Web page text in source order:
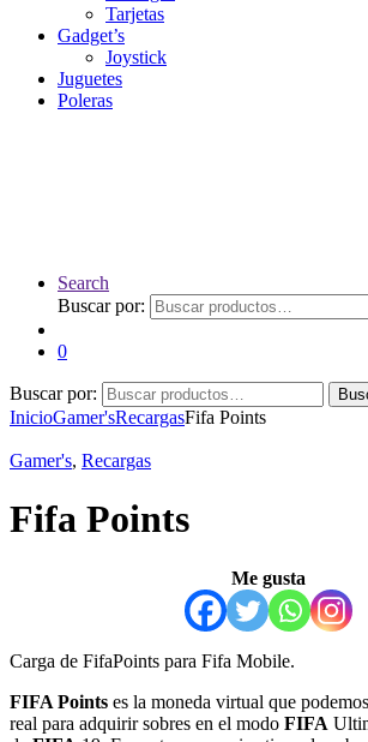
Tarjetas
Gadget’s
Joystick
Juguetes
Poleras
Search
Buscar por:
0
Buscar por:
InicioGamer'sRecargasFifa Points
Gamer's, Recargas
Fifa Points
Me gusta
Carga de FifaPoints para Fifa Mobile.
FIFA Points es la moneda virtual que
real para adquirir sobres en el modo FIFA